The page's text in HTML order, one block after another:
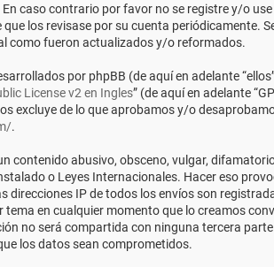
caso contrario por favor no se registre y/o
los revisase por su cuenta periódicamente.
como fueron actualizados y/o reformados.
por phpBB (de aquí en adelante
License v2 en Ingles” (de aquí en adelante
excluye de lo que aprobamos y/o
.
contenido abusivo, obsceno, vulgar,
o Leyes Internacionales. Hacer eso
direcciones IP de todos los envíos son
tema en cualquier momento que lo creamos
no será compartida con ninguna tercera
los datos sean comprometidos.